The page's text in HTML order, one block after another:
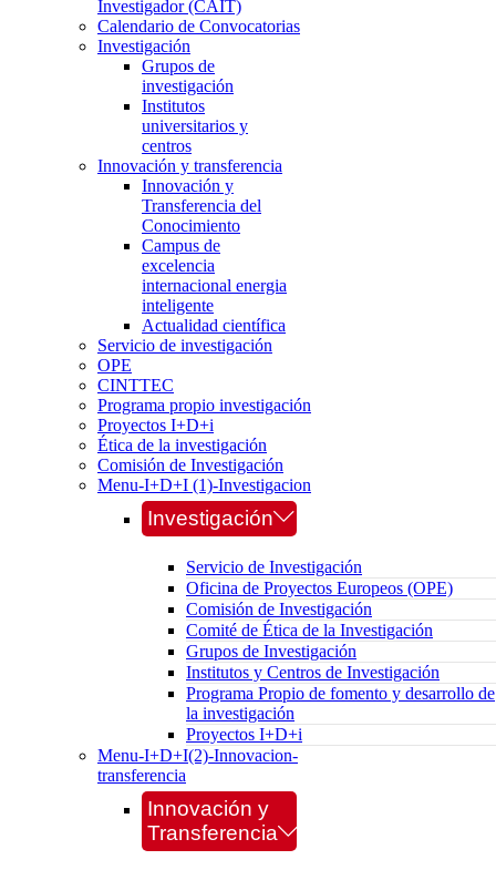
Investigador (CAIT)
Calendario de Convocatorias
Investigación
Grupos de
investigación
Institutos
universitarios y
centros
Innovación y transferencia
Innovación y
Transferencia del
Conocimiento
Campus de
excelencia
internacional energia
inteligente
Actualidad científica
Servicio de investigación
OPE
CINTTEC
Programa propio investigación
Proyectos I+D+i
Ética de la investigación
Comisión de Investigación
Menu-I+D+I (1)-Investigacion
Investigación
Servicio de Investigación
Oficina de Proyectos Europeos (OPE)
Comisión de Investigación
Comité de Ética de la Investigación
Grupos de Investigación
Institutos y Centros de Investigación
Programa Propio de fomento y desarrollo de
la investigación
Proyectos I+D+i
Menu-I+D+I(2)-Innovacion-
transferencia
Innovación y
Transferencia